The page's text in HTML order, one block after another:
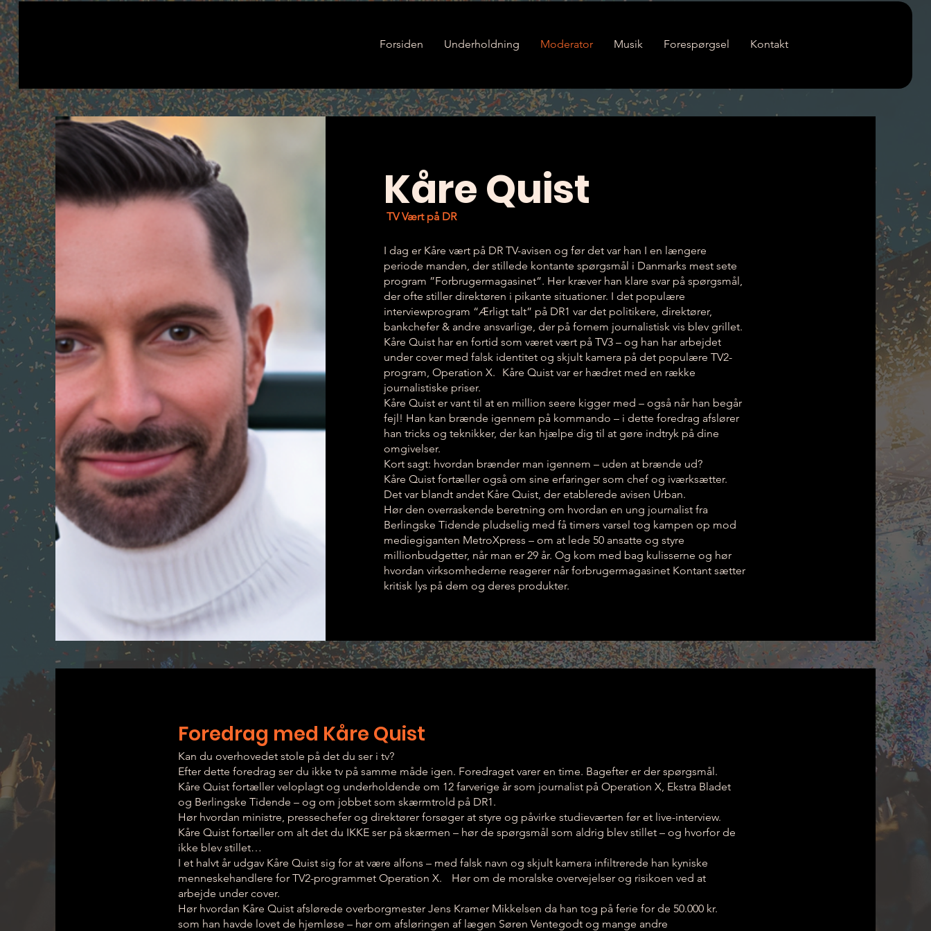
Forsiden Underholdning Moderator Musik Forespørgsel Kontakt
Kåre Quist
TV Vært på DR
I dag er Kåre vært på DR TV-avisen og før det var han I en længere
periode manden, der stillede kontante spørgsmål i Danmarks mest sete
program ”Forbrugermagasinet”. Her kræver han klare svar på spørgsmål,
der ofte stiller direktøren i pikante situationer. I det populære
interviewprogram “Ærligt talt” på DR1 var det politikere, direktører,
bankchefer & andre ansvarlige, der på fornem journalistisk vis blev grillet.
Kåre Quist har en fortid som været vært på TV3 – og han har arbejdet
under cover med falsk identitet og skjult kamera på det populære TV2-
program, Operation X. Kåre Quist var er hædret med en række
journalistiske priser.
Kåre Quist er vant til at en million seere kigger med – også når han begår
fejl! Han kan brænde igennem på kommando – i dette foredrag afslører
han tricks og teknikker, der kan hjælpe dig til at gøre indtryk på dine
omgivelser.
Kort sagt: hvordan brænder man igennem – uden at brænde ud?
Kåre Quist fortæller også om sine erfaringer som chef og iværksætter.
Det var blandt andet Kåre Quist, der etablerede avisen Urban.
Hør den overraskende beretning om hvordan en ung journalist fra
Berlingske Tidende pludselig med få timers varsel tog kampen op mod
mediegiganten MetroXpress – om at lede 50 ansatte og styre
millionbudgetter, når man er 29 år. Og kom med bag kulisserne og hør
hvordan virksomhederne reagerer når forbrugermagasinet Kontant sætter
kritisk lys på dem og deres produkter.
Foredrag med Kåre Quist
Kan du overhovedet stole på det du ser i tv?
Efter dette foredrag ser du ikke tv på samme måde igen. Foredraget varer en time. Bagefter er der spørgsmål.
Kåre Quist fortæller veloplagt og underholdende om 12 farverige år som journalist på Operation X, Ekstra Bladet
og Berlingske Tidende – og om jobbet som skærmtrold på DR1.
Hør hvordan ministre, pressechefer og direktører forsøger at styre og påvirke studieværten før et live-interview.
Kåre Quist fortæller om alt det du IKKE ser på skærmen – hør de spørgsmål som aldrig blev stillet – og hvorfor de
ikke blev stillet…
I et halvt år udgav Kåre Quist sig for at være alfons – med falsk navn og skjult kamera infiltrerede han kyniske
menneskehandlere for TV2-programmet Operation X. Hør om de moralske overvejelser og risikoen ved at
arbejde under cover.
Hør hvordan Kåre Quist afslørede overborgmester Jens Kramer Mikkelsen da han tog på ferie for de 50.000 kr.
som han havde lovet de hjemløse – hør om afsløringen af lægen Søren Ventegodt og mange andre